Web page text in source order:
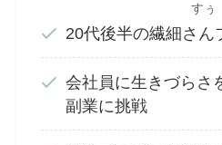
すぅ
20代後半の繊細さん
会社員に生きづらさ
副業に挑戦